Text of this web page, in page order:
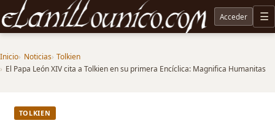
Noticias sobre Tolkien: El Señor de los Anillos, Los Anillos de Poder, La Caza de Gollum, la
Acceder
Inicio Noticias Tolkien
El Papa León XIV cita a Tolkien en su primera Encíclica: Magnifica Humanitas
TOLKIEN